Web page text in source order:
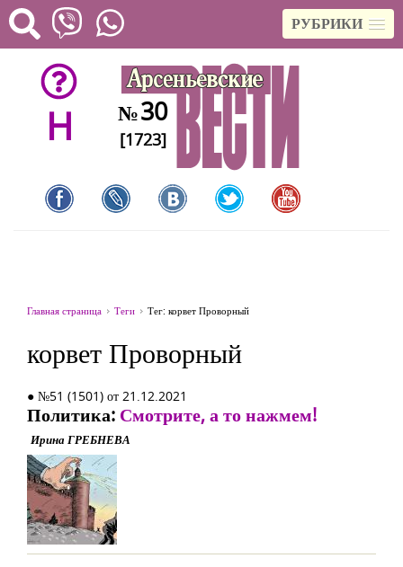
РУБРИКИ
H №30
[1723]
Главная страница Теги Тег: корвет Проворный
корвет Проворный
● №51 (1501) от 21.12.2021
Политика: Смотрите, а то нажмем!
Ирина ГРЕБНЕВА